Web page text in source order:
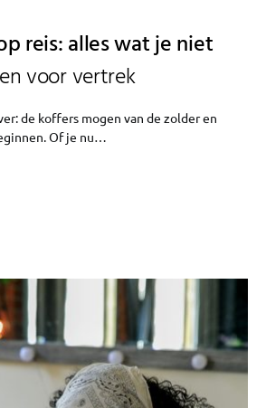
reis: alles wat je niet
voor vertrek
de koffers mogen van de zolder en
Of je nu…